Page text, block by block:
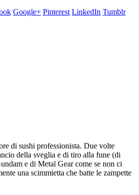
Google+ Pinterest LinkedIn Tumblr
di sushi professionista. Due volte
della sveglia e di tiro alla fune (di
e di Metal Gear come se non ci
una scimmietta che batte le zampette